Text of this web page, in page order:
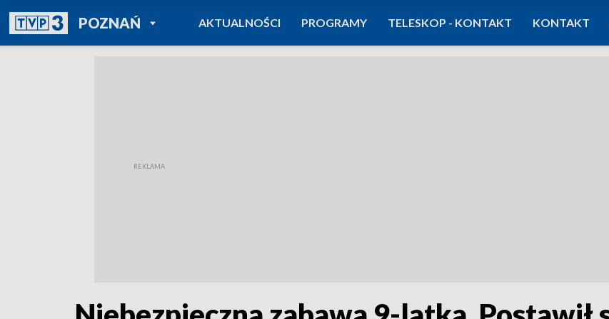
POZNAŃPOWRÓT DO
TVP REGIONY
AKTUALNOŚCI PROGRAMY TELESKOP - KONTAKT KONTAKT